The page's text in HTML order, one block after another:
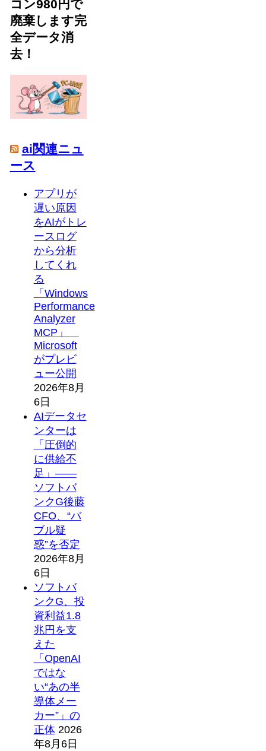
コン980円で
廃棄します完
全データ消
去！
ai関連ニュ
ース
アプリが
遅い原因
をAIがトレ
ースログ
から分析
してくれ
る
「Windows
Performance
Analyzer
MCP」
Microsoft
がプレビ
ュー公開
2026年8月
6日
AIデータセ
ンターは
「圧倒的
に供給不
足」――
ソフトバ
ンクG後藤
CFO、“バ
ブル疑
惑”を否定
2026年8月
6日
ソフトバ
ンクG、投
資利益1.8
兆円を支
えた
「OpenAI
ではな
い“あの半
導体メー
カー”」の
正体 2026
年8月6日